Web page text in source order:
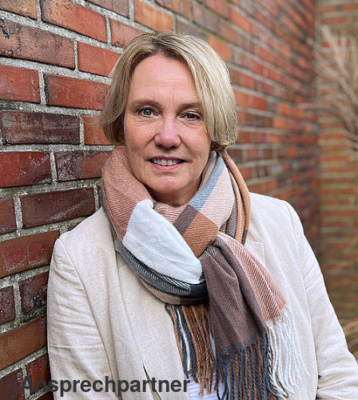
Ansprechpartner